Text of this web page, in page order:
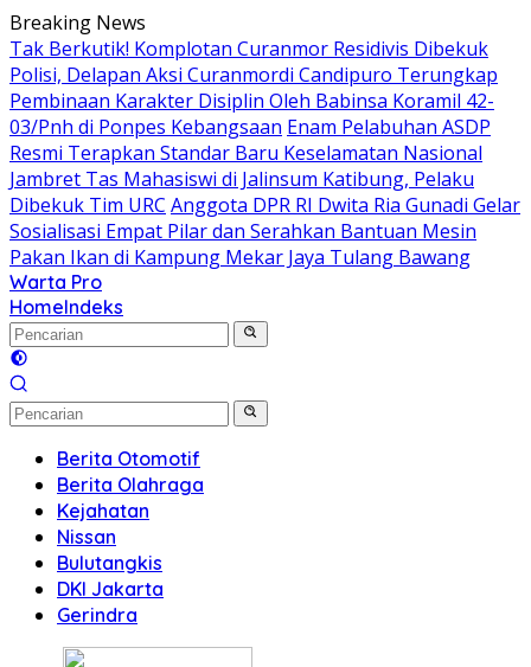
Langsung
ke
konten
Breaking News
Tak Berkutik! Komplotan Curanmor Residivis Dibekuk
Polisi, Delapan Aksi Curanmordi Candipuro Terungkap
Pembinaan Karakter Disiplin Oleh Babinsa Koramil 42-
03/Pnh di Ponpes Kebangsaan Enam Pelabuhan ASDP
Resmi Terapkan Standar Baru Keselamatan Nasional
Jambret Tas Mahasiswi di Jalinsum Katibung, Pelaku
Dibekuk Tim URC Anggota DPR RI Dwita Ria Gunadi Gelar
Sosialisasi Empat Pilar dan Serahkan Bantuan Mesin
Pakan Ikan di Kampung Mekar Jaya Tulang Bawang
Warta Pro
Akurat
dan
Terpercaya
HomeIndeks
Berita Otomotif
Berita Olahraga
Kejahatan
Nissan
Bulutangkis
DKI Jakarta
Gerindra